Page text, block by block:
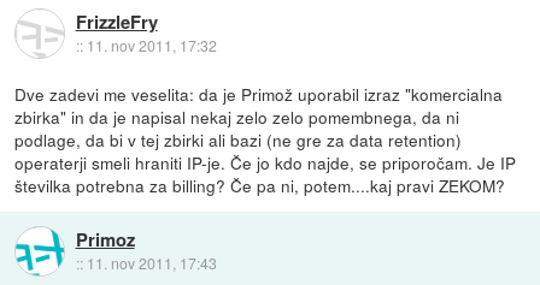
FrizzleFry
:: 11. nov 2011, 17:32
Dve zadevi me veselita: da je Primož uporabil izraz "komercialna
zbirka" in da je napisal nekaj zelo zelo pomembnega, da ni
podlage, da bi v tej zbirki ali bazi (ne gre za data retention)
operaterji smeli hraniti IP-je. Če jo kdo najde, se priporočam. Je IP
številka potrebna za billing? Če pa ni, potem....kaj pravi ZEKOM?
Primoz
:: 11. nov 2011, 17:43